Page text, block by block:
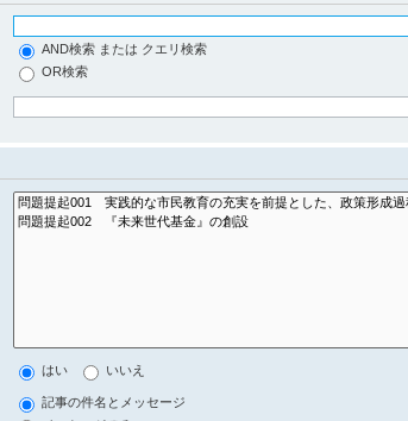
AND検索 または クエリ検索
OR検索
はい いいえ
記事の件名とメッセージ